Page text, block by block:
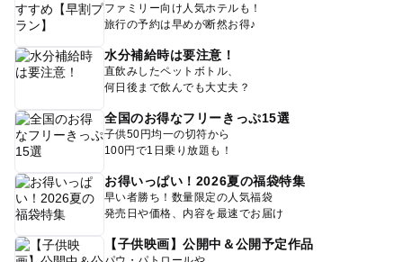
ファミリー向け人気ホテルも！
旅行の予約は早めが断然お得♪
水分補給時は要注意！
直飲みしたペットボトル、
何日後まで飲んでも大丈夫？
全国のお得なフリーきっぷ15選
子供50円均一の切符から
100円で1日乗り放題も！
お得いっぱい！2026夏の福袋特集
早い者勝ち！数量限定の人気福袋
発売日や価格、内容を最速でお届け
【子供映画】公開中＆公開予定作品